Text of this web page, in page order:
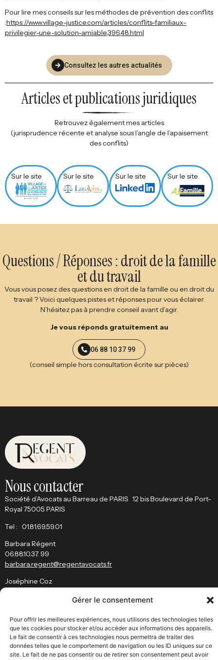
Gérer le consentement
Pour offrir les meilleures expériences, nous utilisons des technologies telles
que les cookies pour stocker et/ou accéder aux informations des appareils.
Le fait de consentir à ces technologies nous permettra de traiter des
données telles que le comportement de navigation ou les ID uniques sur ce
site. Le fait de ne pas consentir ou de retirer son consentement peut avoir
Pour lire mes conseils sur les méthodes de prévention des conflits
:https://www.village-justice.com/articles/conflits-familiaux-
privilegier-une-solution-amiable,39648.html
Consultez les autres actualités
Articles et publications juridiques
Retrouvez également mes articles
(jurisprudence récente et analyse sous l’angle de l’apaisement
des conflits)
Sur le site Sur le site Sur le site Sur le site
Questions / Réponses : droit de la famille
et du travail
Vous vous posez des questions en droit de la famille ou en droit du
travail ? Voici quelques pistes et réponses pour vous éclairer.
N’hésitez pas à prendre conseil avant d’agir.
Je vous réponds gratuitement au
06 88 10 37 99
(conseil simple hors consultation écrite sur pièces)
Nous contacter
Société d’Avocats au Barreau de PARIS 12 bis Boulevard de Port-
Royal 75005 PARIS
Tel : 01.81.69.59.01
Barbara Régent
06.88.10.37. 99
barbara.regent@regentavocats.fr
Joséphine Coz
Restez informé
J’ai bien pris connaissance des conditions d’utilisation du site et de
lapolitique des données personnelles.